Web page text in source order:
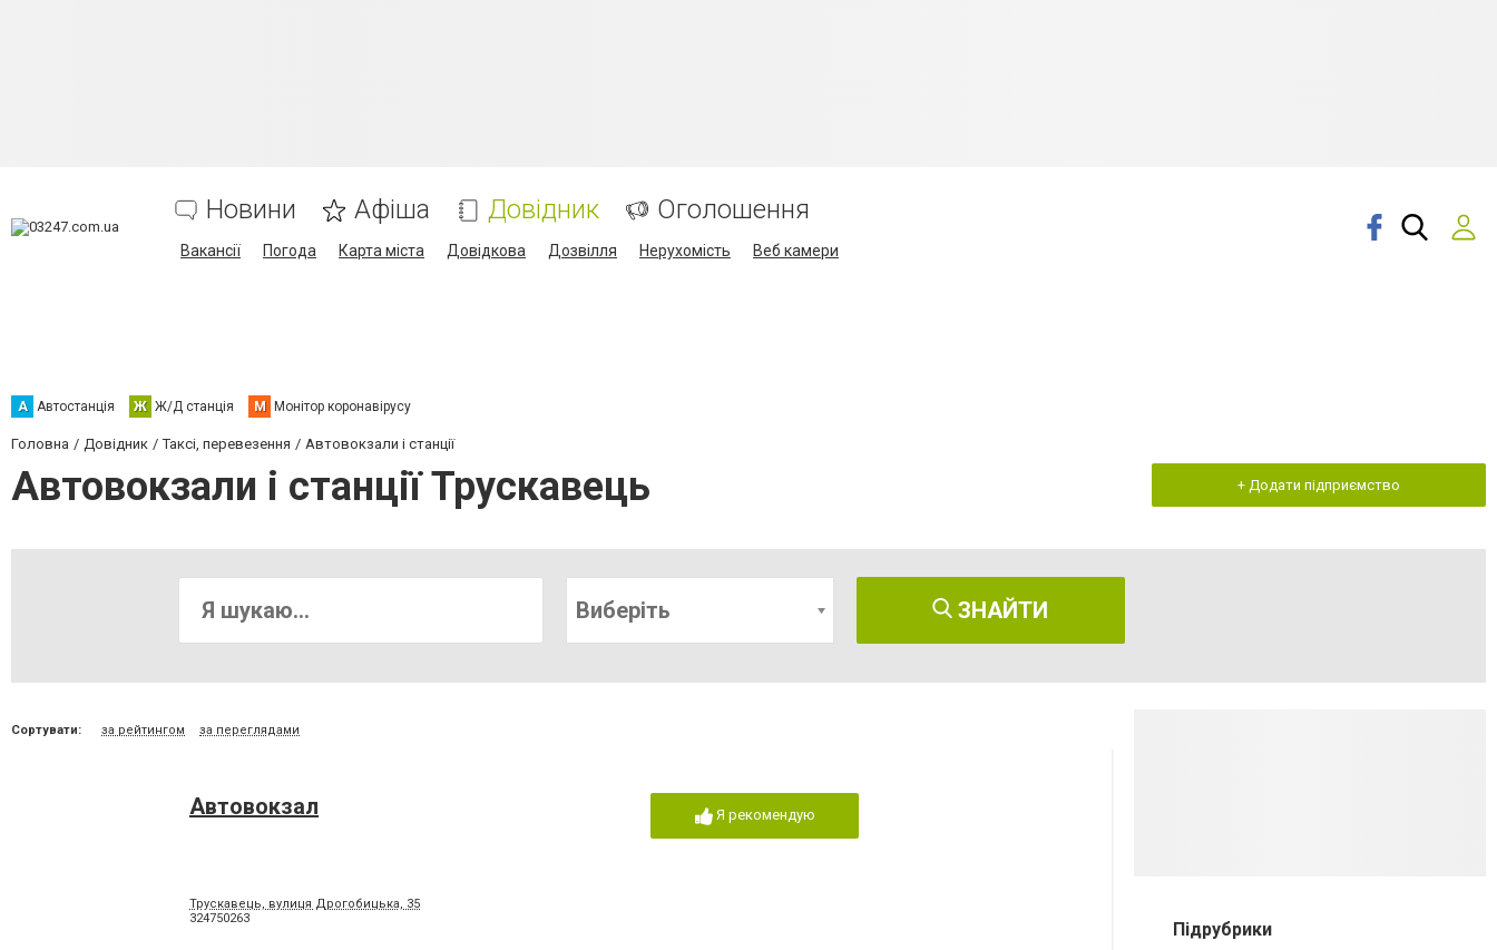
Новини Афіша Довідник Оголошення
Вакансії Погода Карта міста Довідкова Дозвілля Нерухомість Веб камери
А Автостанція Ж Ж/Д станція М Монітор коронавірусу
Головна Довідник Таксі, перевезення Автовокзали і станції
Автовокзали і станції Трускавець + Додати підприємство
Виберіть ЗНАЙТИ
Сортувати: за рейтингом за переглядами
Автовокзал
Трускавець, вулиця Дрогобицька, 35
324750263
Я рекомендую
Підрубрики